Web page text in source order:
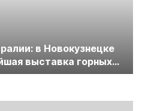
в Новокузнецке
выставка горных
Уголь России и